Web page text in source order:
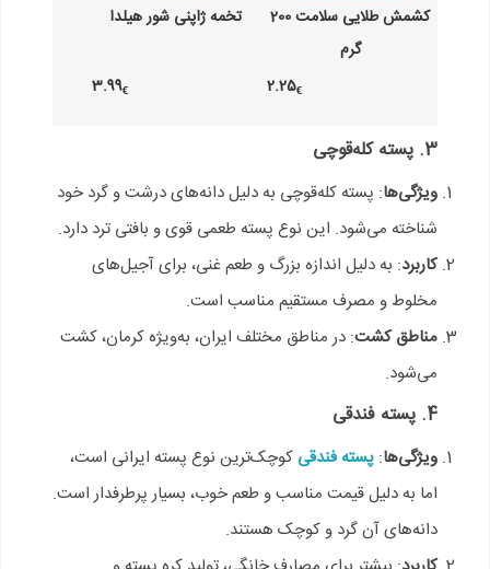
کشمش طلایی سلامت 200
گرم
2.25€
تخمه ژاپنی شور هیلدا
3.99€
3. پسته کله‌قوچی
ویژگی‌ها: پسته کله‌قوچی به دلیل دانه‌های درشت و گرد خود
شناخته می‌شود. این نوع پسته طعمی قوی و بافتی ترد دارد.
کاربرد: به دلیل اندازه بزرگ و طعم غنی، برای آجیل‌های
مخلوط و مصرف مستقیم مناسب است.
مناطق کشت: در مناطق مختلف ایران، به‌ویژه کرمان، کشت
می‌شود.
4. پسته فندقی
ویژگی‌ها: پسته فندقی کوچک‌ترین نوع پسته ایرانی است،
اما به دلیل قیمت مناسب و طعم خوب، بسیار پرطرفدار است.
دانه‌های آن گرد و کوچک هستند.